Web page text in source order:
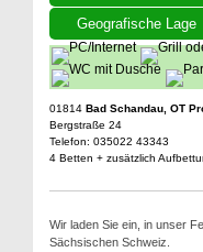
Geografische Lage
01814 Bad Schandau, OT
Bergstraße 24
Telefon: 035022 43343
4 Betten + zusätzlich
Wir laden Sie ein, in unser
Sächsischen Schweiz.